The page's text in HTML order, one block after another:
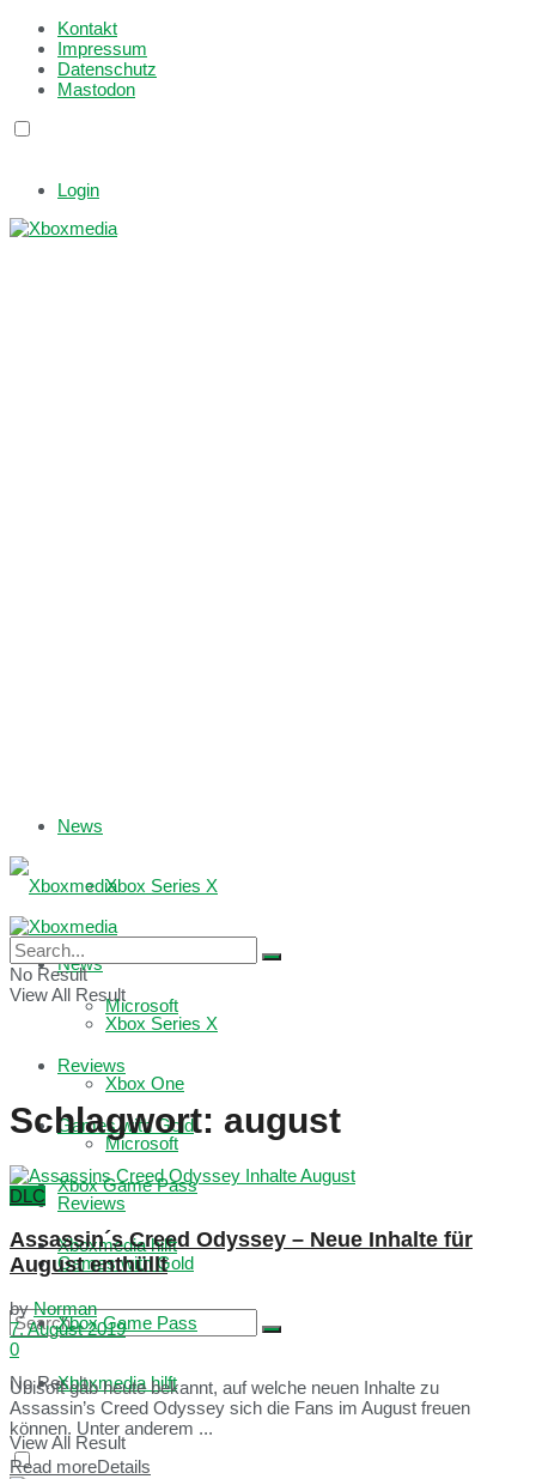
Kontakt
Impressum
Datenschutz
Mastodon
Login
News
Xbox Series X
Microsoft
Reviews
Games with Gold
Xbox Game Pass
Xboxmedia hilft
No Result
View All Result
News
Xbox Series X
Xbox One
Microsoft
Reviews
Games with Gold
Xbox Game Pass
Xboxmedia hilft
No Result
View All Result
Schlagwort: august
DLC
Assassin´s Creed Odyssey – Neue Inhalte für
August enthüllt
by Norman
7. August 2019
0
Ubisoft gab heute bekannt, auf welche neuen Inhalte zu
Assassin’s Creed Odyssey sich die Fans im August freuen
können. Unter anderem ...
Read moreDetails